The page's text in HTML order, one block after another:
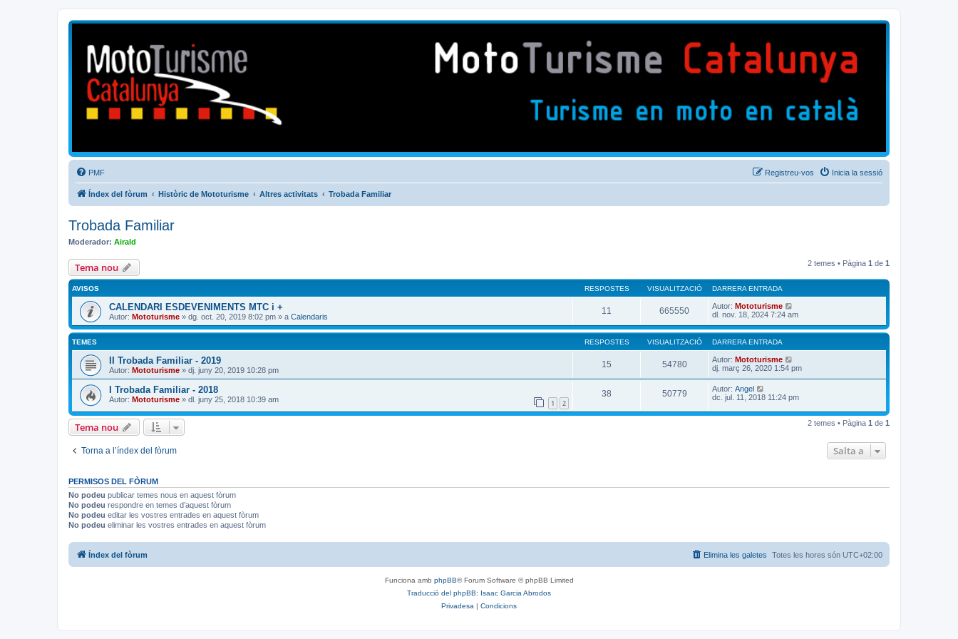
Mototurisme
Turisme en moto en català
PMF Inicia la sessió
Registreu-vos
Índex del fòrum Històric de Mototurisme Altres activitats Trobada Familiar
Trobada Familiar
Moderador: Airald
Tema nou 2 temes • Pàgina 1 de 1
AVISOS RESPOSTES VISUALITZACIÓ DARRERA ENTRADA
CALENDARI ESDEVENIMENTS MTC i +
Autor: Mototurisme » dg. oct. 20, 2019 8:02 pm » a Calendaris
11 665550 Autor: Mototurisme
dl. nov. 18, 2024 7:24 am
TEMES RESPOSTES VISUALITZACIÓ DARRERA ENTRADA
II Trobada Familiar - 2019
Autor: Mototurisme » dj. juny 20, 2019 10:28 pm
15 54780 Autor: Mototurisme
dj. març 26, 2020 1:54 pm
I Trobada Familiar - 2018
Autor: Mototurisme » dl. juny 25, 2018 10:39 am 1 2
38 50779 Autor: Angel
dc. jul. 11, 2018 11:24 pm
Tema nou 2 temes • Pàgina 1 de 1
Torna a l’índex del fòrum Salta a
PERMISOS DEL FÒRUM
No podeu publicar temes nous en aquest fòrum
No podeu respondre en temes d’aquest fòrum
No podeu editar les vostres entrades en aquest fòrum
No podeu eliminar les vostres entrades en aquest fòrum
Índex del fòrum Totes les hores són UTC+02:00
Elimina les galetes
Funciona amb phpBB® Forum Software © phpBB Limited
Traducció del phpBB: Isaac Garcia Abrodos
Privadesa | Condicions